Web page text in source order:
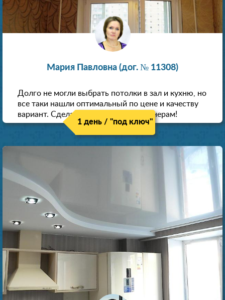
Мария Павловна (дог. № 11308)
Долго не могли выбрать потолки в зал и кухню, но
все таки нашли оптимальный по цене и качеству
вариант. Сделали скидку как пенсионерам!
1 день / "под ключ"